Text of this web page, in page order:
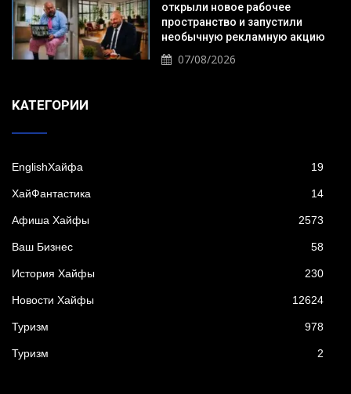
открыли новое рабочее
пространство и запустили
необычную рекламную акцию
07/08/2026
KАТЕГОРИИ
EnglishХайфа 19
XайФантастика 14
Афиша Хайфы 2573
Ваш Бизнес 58
История Хайфы 230
Новости Хайфы 12624
Туризм 978
Туризм 2